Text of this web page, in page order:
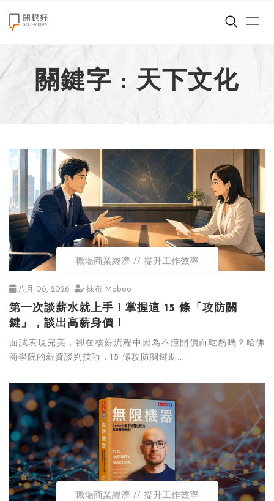
來點正能量
世界在想什麼
創造美好生活
職場商業經濟
影片專區
關於我們
關鍵字 : 天下文化
職場商業經濟 提升工作效率
八月 06, 2026 抹布 Moboo
第一次談薪水就上手！掌握這 15 條「攻防關
鍵」，談出高薪身價！
面試表現完美，卻在核薪流程中因為不懂開價而吃虧嗎？哈佛
商學院的薪資談判技巧，15 條攻防關鍵助...
職場商業經濟 提升工作效率